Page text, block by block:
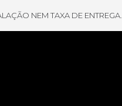
NEM TAXA DE ENTREGA.